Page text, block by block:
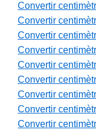
Convertir
Convertir
Convertir
Convertir
Convertir
Convertir
Convertir
Convertir
Convertir